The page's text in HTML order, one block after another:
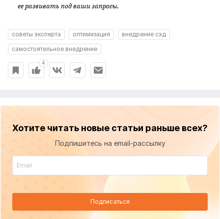
ее развивать под ваши запросы.
советы эксперта оптимизация
внедрение сэд
самостоятельное внедрение
4
Хотите читать новые статьи раньше всех?
Подпишитесь на email-рассылку
Подписаться